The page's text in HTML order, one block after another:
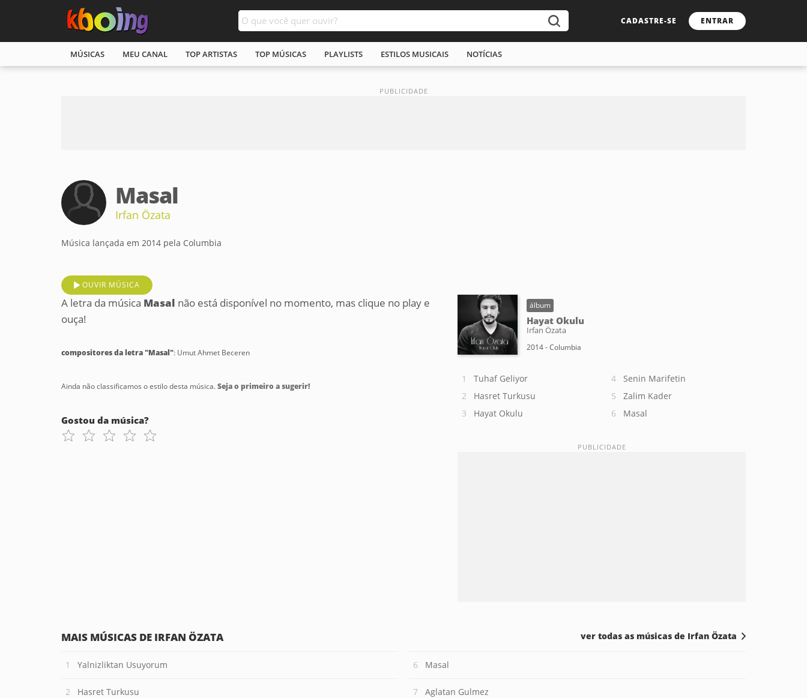
CADASTRE-SE ENTRAR
MÚSICAS MEU CANAL TOP ARTISTAS TOP MÚSICAS PLAYLISTS ESTILOS MUSICAIS NOTÍCIAS
Masal
Irfan Özata
Música lançada em 2014 pela Columbia
OUVIR MÚSICA
A letra da música Masal não está disponível no momento, mas clique no play e
ouça!
compositores da letra "Masal": Umut Ahmet Beceren
Ainda não classificamos o estilo desta música.Seja o primeiro a sugerir!
Gostou da música?
álbum
Hayat Okulu
Irfan Özata
2014 - Columbia
Tuhaf Geliyor
Hasret Turkusu
Hayat Okulu
Senin Marifetin
Zalim Kader
Masal
MAIS MÚSICAS DE IRFAN ÖZATA
Yalnizliktan Usuyorum
Hasret Turkusu
Masal
Aglatan Gulmez
ver todas as músicas de Irfan Özata